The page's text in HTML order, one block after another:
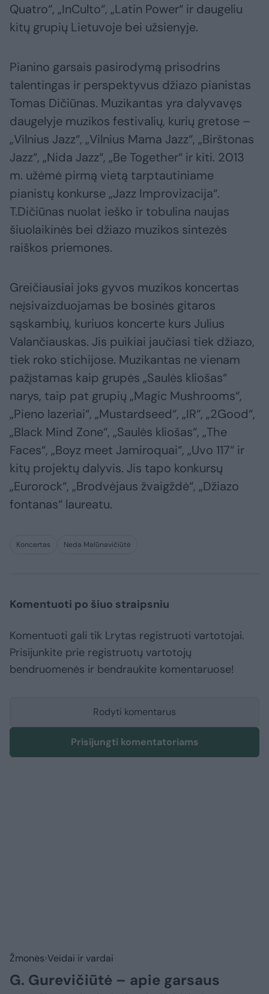
Quatro“, „InCulto“, „Latin Power“ ir daugeliu
kitų grupių Lietuvoje bei užsienyje.
Pianino garsais pasirodymą prisodrins
talentingas ir perspektyvus džiazo pianistas
Tomas Dičiūnas. Muzikantas yra dalyvavęs
daugelyje muzikos festivalių, kurių gretose –
„Vilnius Jazz“, „Vilnius Mama Jazz“, „Birštonas
Jazz“, „Nida Jazz“, „Be Together“ ir kiti. 2013
m. užėmė pirmą vietą tarptautiniame
pianistų konkurse „Jazz Improvizacija“.
T.Dičiūnas nuolat ieško ir tobulina naujas
šiuolaikinės bei džiazo muzikos sintezės
raiškos priemones.
Greičiausiai joks gyvos muzikos koncertas
neįsivaizduojamas be bosinės gitaros
sąskambių, kuriuos koncerte kurs Julius
Valančiauskas. Jis puikiai jaučiasi tiek džiazo,
tiek roko stichijose. Muzikantas ne vienam
pažįstamas kaip grupės „Saulės kliošas“
narys, taip pat grupių „Magic Mushrooms“,
„Pieno lazeriai“, „Mustardseed“, „IR“, „2Good“,
„Black Mind Zone“, „Saulės kliošas“, „The
Faces“, „Boyz meet Jamiroquai“, „Uvo 117“ ir
kitų projektų dalyvis. Jis tapo konkursų
„Eurorock“, „Brodvėjaus žvaigždė“, „Džiazo
fontanas“ laureatu.
Koncertas Neda Malūnavičiūtė
Komentuoti po šiuo straipsniu
Komentuoti gali tik Lrytas registruoti vartotojai.
Prisijunkite prie registruotų vartotojų
bendruomenės ir bendraukite komentaruose!
Rodyti komentarus
Prisijungti komentatoriams
Žmonės Veidai ir vardai
G. Gurevičiūtė – apie garsaus